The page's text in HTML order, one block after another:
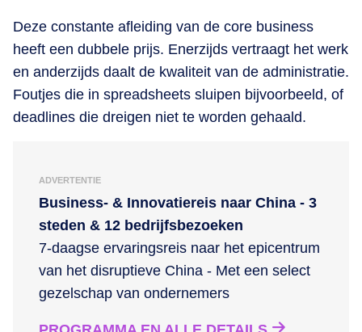
Deze constante afleiding van de core business
heeft een dubbele prijs. Enerzijds vertraagt het werk
en anderzijds daalt de kwaliteit van de administratie.
Foutjes die in spreadsheets sluipen bijvoorbeeld, of
deadlines die dreigen niet te worden gehaald.
ADVERTENTIE
Business- & Innovatiereis naar China - 3
steden & 12 bedrijfsbezoeken
7-daagse ervaringsreis naar het epicentrum
van het disruptieve China - Met een select
gezelschap van ondernemers